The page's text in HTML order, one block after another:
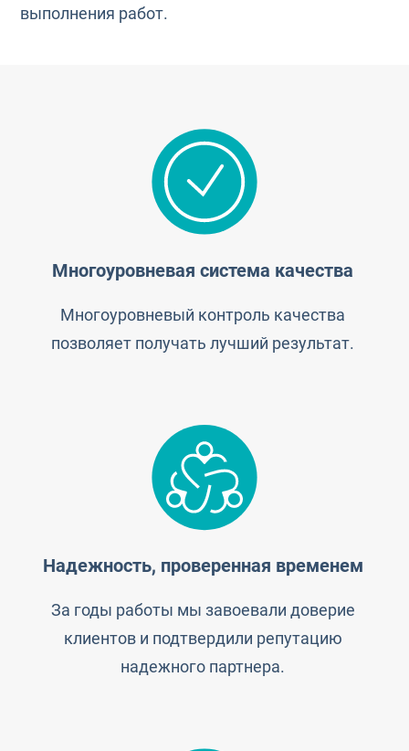
выполнения работ.
Многоуровневая система качества
Многоуровневый контроль качества
позволяет получать лучший результат.
Надежность, проверенная временем
За годы работы мы завоевали доверие
клиентов и подтвердили репутацию
надежного партнера.